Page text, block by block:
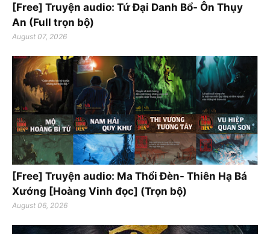
[Free] Truyện audio: Tứ Đại Danh Bổ- Ôn Thụy
An (Full trọn bộ)
August 07, 2026
[Free] Truyện audio: Ma Thổi Đèn- Thiên Hạ Bá
Xướng [Hoàng Vinh đọc] (Trọn bộ)
August 06, 2026